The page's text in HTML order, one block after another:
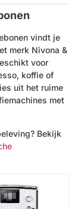
vindt je
merk Nivona &
voor
koffie of
uit het ruime
met
Bekijk